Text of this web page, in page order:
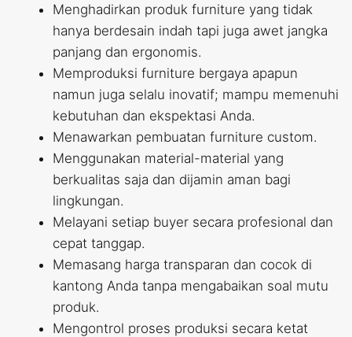
Menghadirkan produk furniture yang tidak
hanya berdesain indah tapi juga awet jangka
panjang dan ergonomis.
Memproduksi furniture bergaya apapun
namun juga selalu inovatif; mampu memenuhi
kebutuhan dan ekspektasi Anda.
Menawarkan pembuatan furniture custom.
Menggunakan material-material yang
berkualitas saja dan dijamin aman bagi
lingkungan.
Melayani setiap buyer secara profesional dan
cepat tanggap.
Memasang harga transparan dan cocok di
kantong Anda tanpa mengabaikan soal mutu
produk.
Mengontrol proses produksi secara ketat